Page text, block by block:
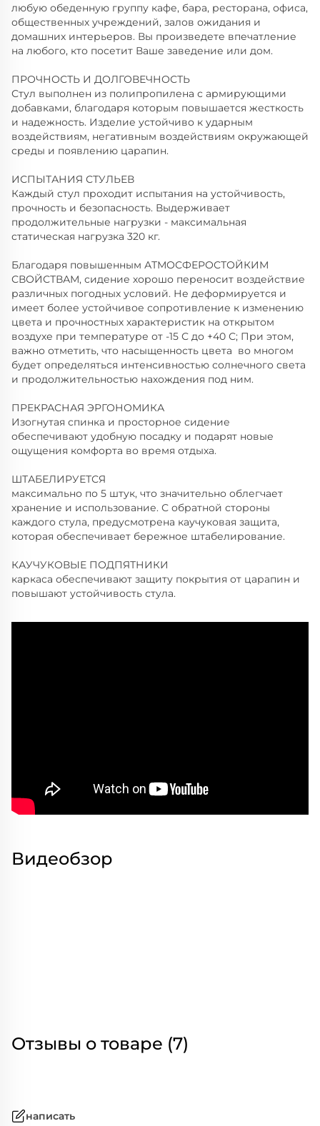
любую обеденную группу кафе, бара, ресторана, офиса,
общественных учреждений, залов ожидания и
домашних интерьеров. Вы произведете впечатление
на любого, кто посетит Ваше заведение или дом.
ПРОЧНОСТЬ И ДОЛГОВЕЧНОСТЬ
Стул выполнен из полипропилена с армирующими
добавками, благодаря которым повышается жесткость
и надежность. Изделие устойчиво к ударным
воздействиям, негативным воздействиям окружающей
среды и появлению царапин.
ИСПЫТАНИЯ СТУЛЬЕВ
Каждый стул проходит испытания на устойчивость,
прочность и безопасность. Выдерживает
продолжительные нагрузки - максимальная
статическая нагрузка 320 кг.
Благодаря повышенным АТМОСФЕРОСТОЙКИМ
СВОЙСТВАМ, сидение хорошо переносит воздействие
различных погодных условий. Не деформируется и
имеет более устойчивое сопротивление к изменению
цвета и прочностных характеристик на открытом
воздухе при температуре от -15 С до +40 С; При этом,
важно отметить, что насыщенность цвета во многом
будет определяться интенсивностью солнечного света
и продолжительностью нахождения под ним.
ПРЕКРАСНАЯ ЭРГОНОМИКА
Изогнутая спинка и просторное сидение
обеспечивают удобную посадку и подарят новые
ощущения комфорта во время отдыха.
ШТАБЕЛИРУЕТСЯ
максимально по 5 штук, что значительно облегчает
хранение и использование. С обратной стороны
каждого стула, предусмотрена каучуковая защита,
которая обеспечивает бережное штабелирование.
КАУЧУКОВЫЕ ПОДПЯТНИКИ
каркаса обеспечивают защиту покрытия от царапин и
повышают устойчивость стула.
Видеобзор
Отзывы о товаре (7)
написать